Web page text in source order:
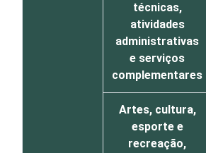
técnicas,
atividades
administrativas
e serviços
complementares
Artes, cultura,
esporte e
recreação,